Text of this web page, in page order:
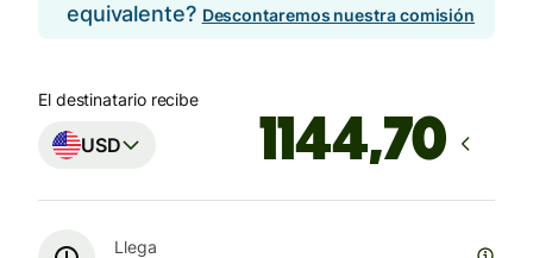
equivalente? Descontaremos nuestra comisión
El destinatario recibe
USD
Llega